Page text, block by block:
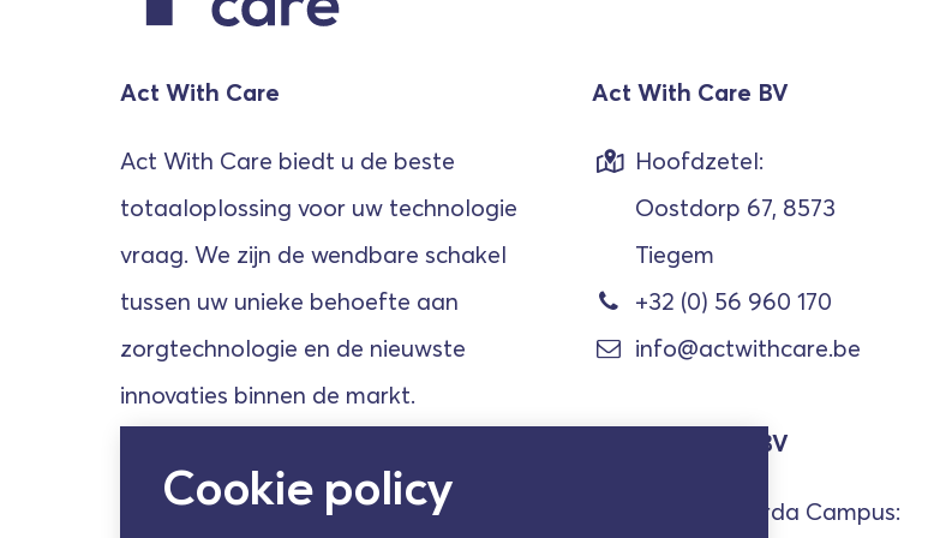
Cookie policy
Act With Care
Act With Care biedt u de beste
totaaloplossing voor uw technologie
vraag. We zijn de wendbare schakel
tussen uw unieke behoefte aan
zorgtechnologie en de nieuwste
innovaties binnen de markt.
Act With Care BV
Hoofdzetel:
Oostdorp 67, 8573
Tiegem
+32 (0) 56 960 170
info@actwithcare.be
Act With Care BV
Kantoor Corda Campus: